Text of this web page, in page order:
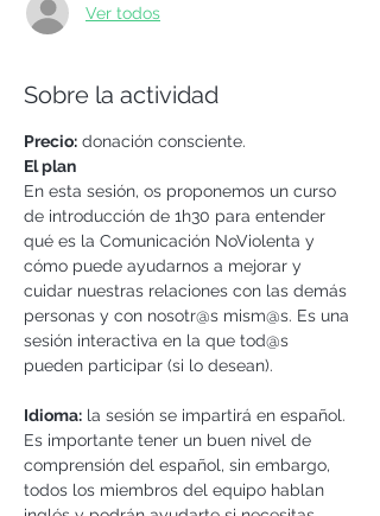
Ver todos
Sobre la actividad
Precio: donación consciente.
El plan
En esta sesión, os proponemos un curso
de introducción de 1h30 para entender
qué es la Comunicación NoViolenta y
cómo puede ayudarnos a mejorar y
cuidar nuestras relaciones con las demás
personas y con nosotr@s mism@s. Es una
sesión interactiva en la que tod@s
pueden participar (si lo desean).
Idioma: la sesión se impartirá en español.
Es importante tener un buen nivel de
comprensión del español, sin embargo,
todos los miembros del equipo hablan